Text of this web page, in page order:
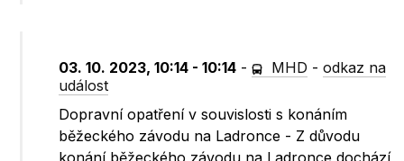
03. 10. 2023, 10:14 - 10:14 - MHD -odkaz na
událost
Dopravní opatření v souvislosti s konáním
běžeckého závodu na Ladronce - Z důvodu
konání běžeckého závodu na Ladronce dochází